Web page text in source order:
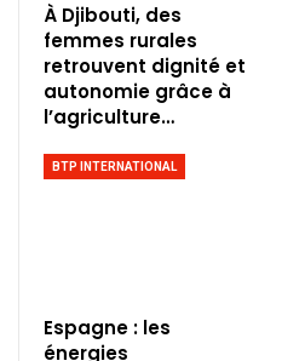
À Djibouti, des
femmes rurales
retrouvent dignité et
autonomie grâce à
l’agriculture…
BTP INTERNATIONAL
Espagne : les
énergies